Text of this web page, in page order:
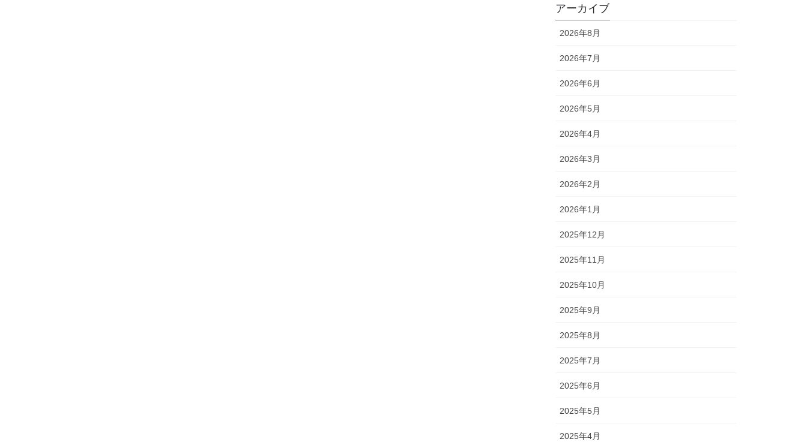
アーカイブ
2026年8月
2026年7月
2026年6月
2026年5月
2026年4月
2026年3月
2026年2月
2026年1月
2025年12月
2025年11月
2025年10月
2025年9月
2025年8月
2025年7月
2025年6月
2025年5月
2025年4月